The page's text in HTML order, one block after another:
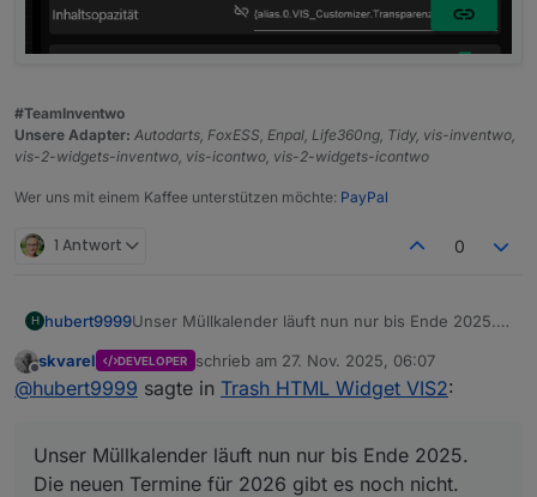
#TeamInventwo
Unsere Adapter: Autodarts, FoxESS, Enpal, Life360ng, Tidy, vis-inventwo,
vis-2-widgets-inventwo, vis-icontwo, vis-2-widgets-icontwo
Wer uns mit einem Kaffee unterstützen möchte: PayPal
1 Antwort 0
H hubert9999Unser Müllkalender läuft nun nur bis Ende 2025.
Nun steigt das Script wieder aus, weil es für jeden
Mülltyp immer ein datum erwartet.
Offline
skvarel DEVELOPER schrieb am 27. Nov. 2025, 06:07
zuletzt editiert von
@hubert9999 sagte in Trash HTML Widget VIS2:
Unser Müllkalender läuft nun nur bis Ende 2025.
Die neuen Termine für 2026 gibt es noch nicht.